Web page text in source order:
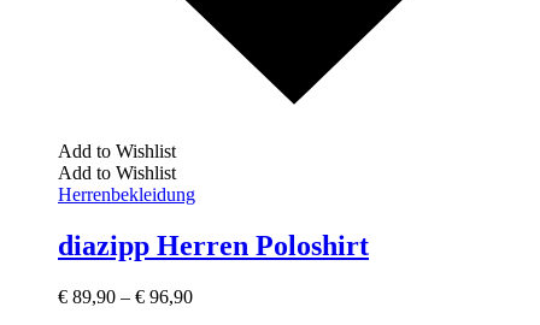
Add to Wishlist
Add to Wishlist
Herrenbekleidung
diazipp Herren Poloshirt
€ 89,90 – € 96,90